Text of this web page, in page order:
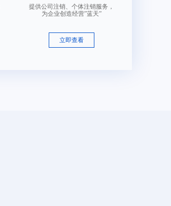
提供公司注销、个体注销服务，
为企业创造经营”蓝天”
立即查看